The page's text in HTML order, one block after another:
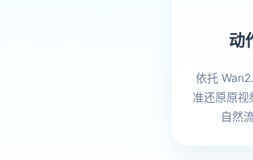
动
依托
准还原原视
自然